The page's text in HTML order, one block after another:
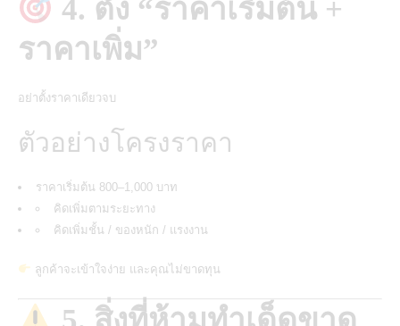
4. ตั้ง “ราคาเริ่มต้น +
ราคาเพิ่ม”
อย่าตั้งราคาเดียวจบ
ตัวอย่างโครงราคา
ราคาเริ่มต้น 800–1,000 บาท
คิดเพิ่มตามระยะทาง
คิดเพิ่มชั้น / ของหนัก / แรงงาน
ลูกค้าจะเข้าใจง่าย และคุณไม่ขาดทุน